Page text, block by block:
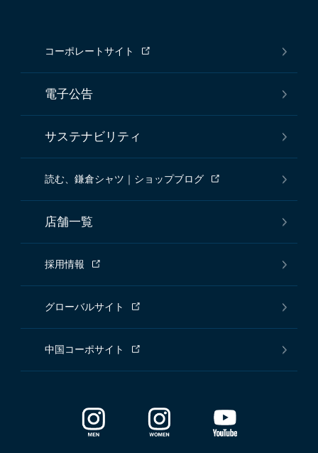
コーポレートサイト
電子公告
サステナビリティ
読む、鎌倉シャツ｜ショップブログ
店舗一覧
採用情報
グローバルサイト
中国コーポサイト